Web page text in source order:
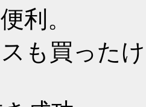
利。
も買った